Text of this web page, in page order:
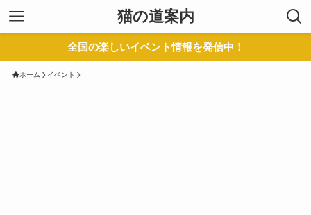
猫の道案内
全国の楽しいイベント情報を発信中！
ホーム イベント